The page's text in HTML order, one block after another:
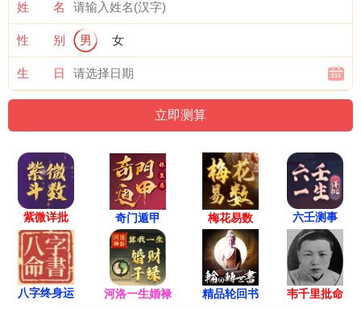
姓 名
性 别 男 女
生 日
紫微详批 奇门遁甲 梅花易数 六壬测事
八字终身运 河洛一生婚禄 精品轮回书 韦千里批命